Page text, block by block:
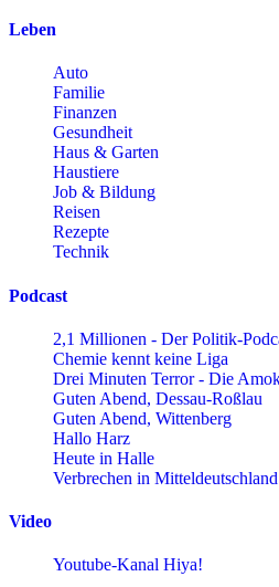
Leben
Auto
Familie
Finanzen
Gesundheit
Haus & Garten
Haustiere
Job & Bildung
Reisen
Rezepte
Technik
Podcast
2,1 Millionen - Der Politik-
Chemie kennt keine Liga
Drei Minuten Terror - Die
Guten Abend, Dessau-Roßlau
Guten Abend, Wittenberg
Hallo Harz
Heute in Halle
Verbrechen in Mitteldeutschland
Video
Youtube-Kanal Hiya!